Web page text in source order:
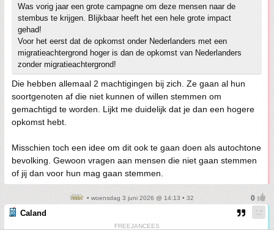
Was vorig jaar een grote campagne om deze mensen naar de
stembus te krijgen. Blijkbaar heeft het een hele grote impact
gehad!
Voor het eerst dat de opkomst onder Nederlanders met een
migratieachtergrond hoger is dan de opkomst van Nederlanders
zonder migratieachtergrond!
Die hebben allemaal 2 machtigingen bij zich. Ze gaan al hun
soortgenoten af die niet kunnen of willen stemmen om
gemachtigd te worden. Lijkt me duidelijk dat je dan een hogere
opkomst hebt.
Misschien toch een idee om dit ook te gaan doen als autochtone
bevolking. Gewoon vragen aan mensen die niet gaan stemmen
of jij dan voor hun mag gaan stemmen.
• woensdag 3 juni 2026 @ 14:13 • 32
Caland
FREEJANCEES